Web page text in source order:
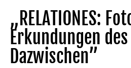
„RELATIONES:
Erkundungen des
Dazwischen”